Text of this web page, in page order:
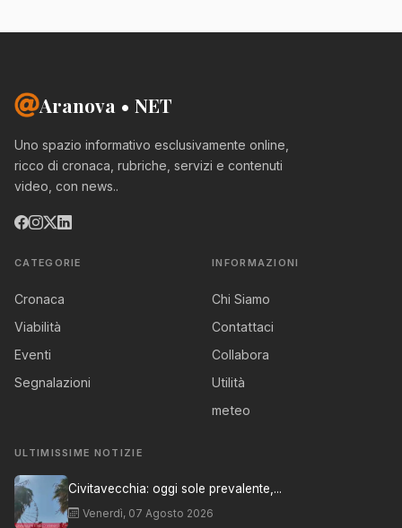
Aranova • NET
Uno spazio informativo esclusivamente online,
ricco di cronaca, rubriche, servizi e contenuti
video, con news..
CATEGORIE
Cronaca
Viabilità
Eventi
Segnalazioni
INFORMAZIONI
Chi Siamo
Contattaci
Collabora
Utilità
meteo
ULTIMISSIME NOTIZIE
Civitavecchia: oggi sole prevalente,...
Venerdì, 07 Agosto 2026